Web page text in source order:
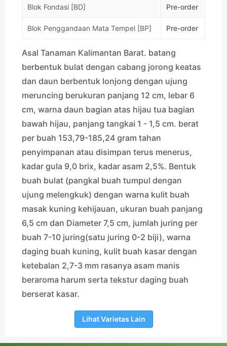
Blok Fondasi [BD] Pre-order
Blok Penggandaan Mata Tempel [BP] Pre-order
Asal Tanaman Kalimantan Barat. batang
berbentuk bulat dengan cabang jorong keatas
dan daun berbentuk lonjong dengan ujung
meruncing berukuran panjang 12 cm, lebar 6
cm, warna daun bagian atas hijau tua bagian
bawah hijau, panjang tangkai 1 - 1,5 cm. berat
per buah 153,79-185,24 gram tahan
penyimpanan atau disimpan terus menerus,
kadar gula 9,0 brix, kadar asam 2,5%. Bentuk
buah bulat (pangkal buah tumpul dengan
ujung melengkuk) dengan warna kulit buah
masak kuning kehijauan, ukuran buah panjang
6,5 cm dan Diameter 7,5 cm, jumlah juring per
buah 7-10 juring(satu juring 0-2 biji), warna
daging buah kuning, kulit buah kasar dengan
ketebalan 2,7-3 mm rasanya asam manis
beraroma harum serta tekstur daging buah
berserat kasar.
Lihat Varietas Lain